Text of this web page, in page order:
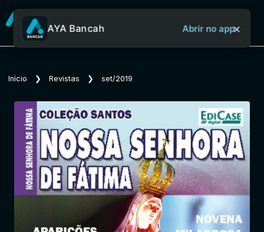
Sobre o Aya Bancah
Revistas
Jornais
AYA Bancah Abrir no app×
Início ❯ Revistas ❯ set/2019